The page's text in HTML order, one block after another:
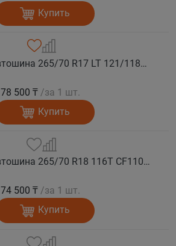
Купить
COMFORSER Автошина 265/70 R17 LT 121/118R CF1100 10PR RWL лето
78 500 ₸ /за 1 шт.
Купить
COMFORSER Автошина 265/70 R18 116T CF1100 RWL лето
74 500 ₸ /за 1 шт.
Купить